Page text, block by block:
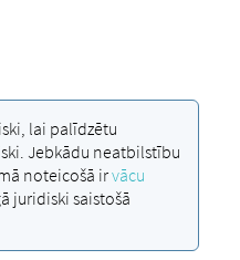
lai palīdzētu
Jebkādu neatbilstību
noteicošā irvācu
juridiski saistošā